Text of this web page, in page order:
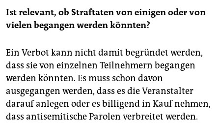
Ist relevant, ob Straftaten von einigen oder von
vielen begangen werden könnten?
Ein Verbot kann nicht damit begründet werden,
dass sie von einzelnen Teilnehmern begangen
werden könnten. Es muss schon davon
ausgegangen werden, dass es die Veranstalter
darauf anlegen oder es billigend in Kauf nehmen,
dass antisemitische Parolen verbreitet werden.